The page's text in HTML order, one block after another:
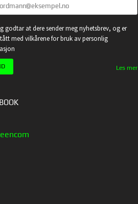
godtar at dere sender meg nyhetsbrev, og er
med vilkårene for bruk av personlig
Les mer